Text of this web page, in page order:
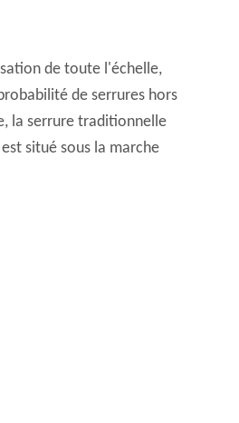
de toute l'échelle,
de serrures hors
la serrure traditionnelle
situé sous la marche